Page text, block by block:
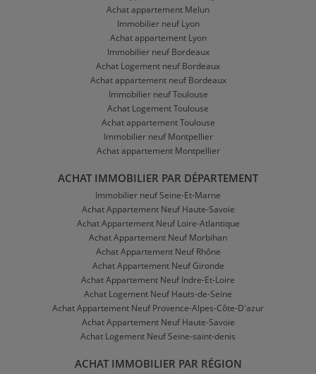
Achat appartement Melun
Immobilier neuf Lyon
Achat appartement Lyon
Immobilier neuf Bordeaux
Achat Logement neuf Bordeaux
Achat appartement neuf Bordeaux
Immobilier neuf Toulouse
Achat Logement Toulouse
Achat appartement Toulouse
Immobilier neuf Montpellier
Achat appartement Montpellier
ACHAT IMMOBILIER PAR DÉPARTEMENT
Immobilier neuf Seine-Et-Marne
Achat Appartement Neuf Haute-Savoie
Achat Appartement Neuf Loire-Atlantique
Achat Appartement Neuf Morbihan
Achat Appartement Neuf Rhône
Achat Appartement Neuf Gironde
Achat Appartement Neuf Indre-Et-Loire
Achat Logement Neuf Hauts-de-Seine
Achat Appartement Neuf Provence-Alpes-Côte-D'azur
Achat Appartement Neuf Haute-Savoie
Achat Logement Neuf Seine-saint-denis
ACHAT IMMOBILIER PAR RÉGION